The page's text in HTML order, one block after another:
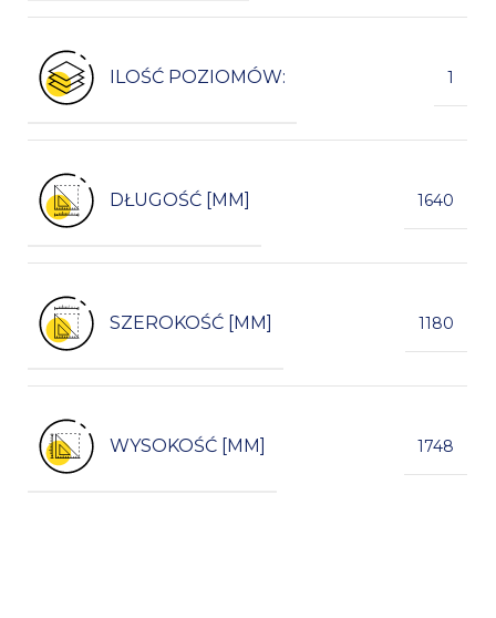
ILOŚĆ POZIOMÓW: 1
DŁUGOŚĆ [MM] 1640
SZEROKOŚĆ [MM] 1180
WYSOKOŚĆ [MM] 1748